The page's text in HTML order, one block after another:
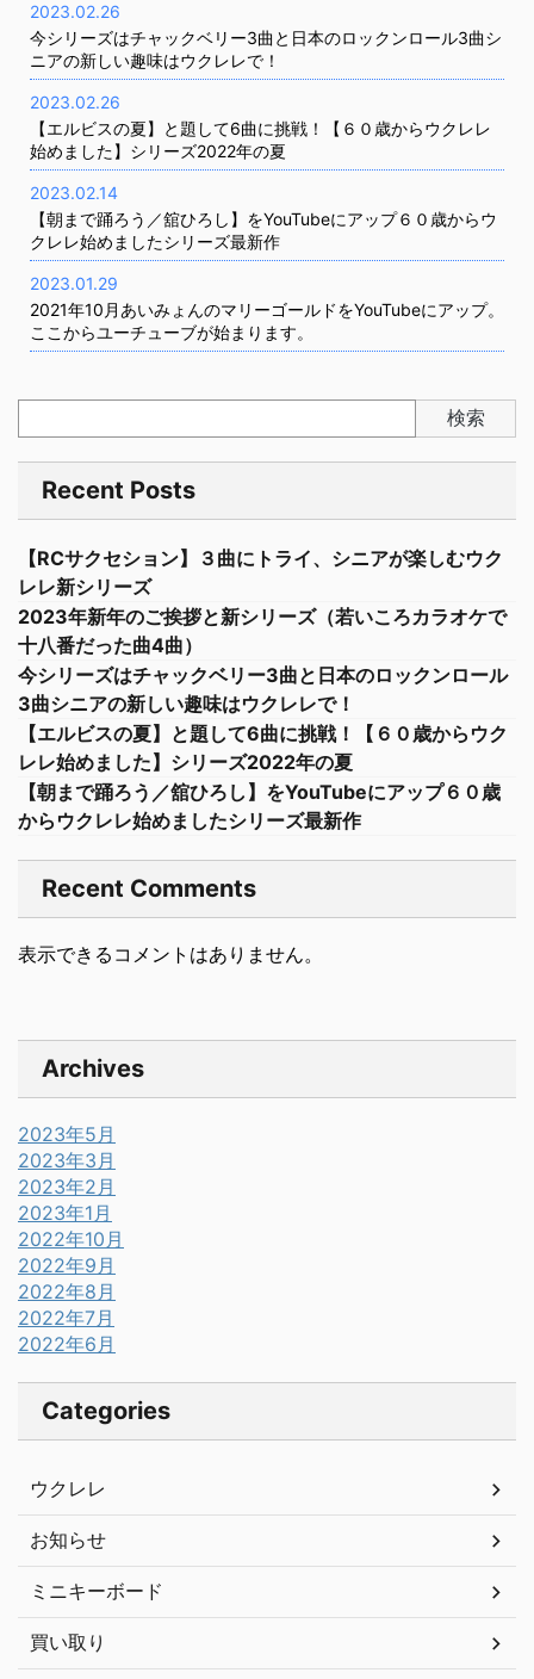
2023.02.26
今シリーズはチャックベリー3曲と日本のロックンロール3曲シ
ニアの新しい趣味はウクレレで！
2023.02.26
【エルビスの夏】と題して6曲に挑戦！【６０歳からウクレレ
始めました】シリーズ2022年の夏
2023.02.14
【朝まで踊ろう／舘ひろし】をYouTubeにアップ６０歳からウ
クレレ始めましたシリーズ最新作
2023.01.29
2021年10月あいみょんのマリーゴールドをYouTubeにアップ。
ここからユーチューブが始まります。
検索
Recent Posts
【RCサクセション】３曲にトライ、シニアが楽しむウク
レレ新シリーズ
2023年新年のご挨拶と新シリーズ（若いころカラオケで
十八番だった曲4曲）
今シリーズはチャックベリー3曲と日本のロックンロール
3曲シニアの新しい趣味はウクレレで！
【エルビスの夏】と題して6曲に挑戦！【６０歳からウク
レレ始めました】シリーズ2022年の夏
【朝まで踊ろう／舘ひろし】をYouTubeにアップ６０歳
からウクレレ始めましたシリーズ最新作
Recent Comments
表示できるコメントはありません。
Archives
2023年5月
2023年3月
2023年2月
2023年1月
2022年10月
2022年9月
2022年8月
2022年7月
2022年6月
Categories
ウクレレ
お知らせ
ミニキーボード
買い取り